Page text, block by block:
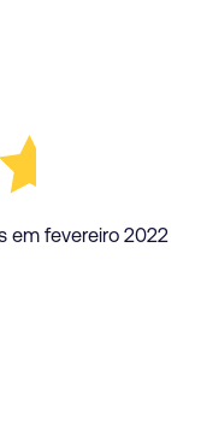
em fevereiro 2022